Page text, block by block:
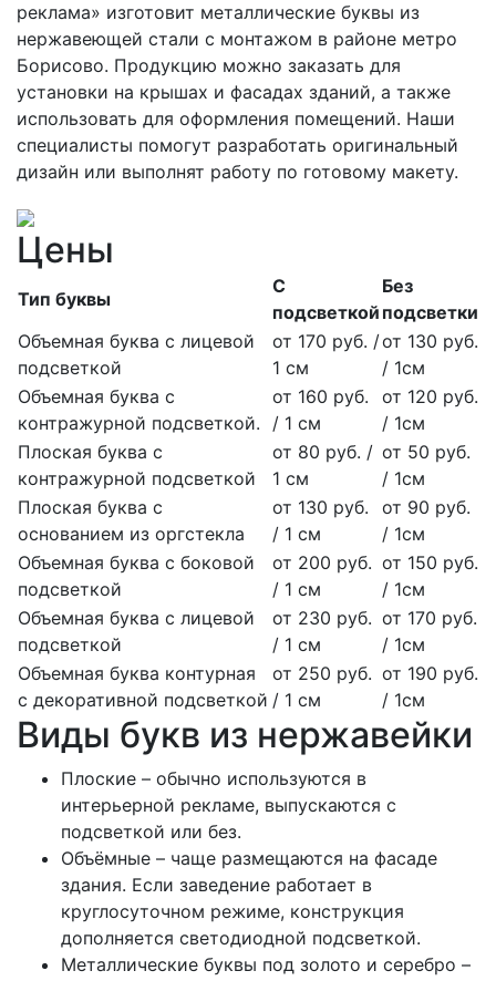
реклама» изготовит металлические буквы из
нержавеющей стали с монтажом в районе метро
Борисово. Продукцию можно заказать для
установки на крышах и фасадах зданий, а также
использовать для оформления помещений. Наши
специалисты помогут разработать оригинальный
дизайн или выполнят работу по готовому макету.
Цены
Тип буквы
С
подсветкой
Без
подсветки
Объемная буква с лицевой
подсветкой
от 170 руб. /
1 см
от 130 руб.
/ 1см
Объемная буква с
контражурной подсветкой.
от 160 руб.
/ 1 см
от 120 руб.
/ 1см
Плоская буква с
контражурной подсветкой
от 80 руб. /
1 см
от 50 руб.
/ 1см
Плоская буква с
основанием из оргстекла
от 130 руб.
/ 1 см
от 90 руб.
/ 1см
Объемная буква с боковой
подсветкой
от 200 руб.
/ 1 см
от 150 руб.
/ 1см
Объемная буква с лицевой
подсветкой
от 230 руб.
/ 1 см
от 170 руб.
/ 1см
Объемная буква контурная
с декоративной подсветкой
от 250 руб.
/ 1 см
от 190 руб.
/ 1см
Виды букв из нержавейки
Плоские – обычно используются в
интерьерной рекламе, выпускаются с
подсветкой или без.
Объёмные – чаще размещаются на фасаде
здания. Если заведение работает в
круглосуточном режиме, конструкция
дополняется светодиодной подсветкой.
Металлические буквы под золото и серебро –